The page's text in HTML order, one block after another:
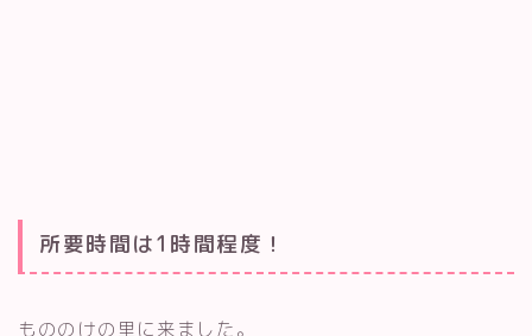
所要時間は1時間程度！
もののけの里に来ました。